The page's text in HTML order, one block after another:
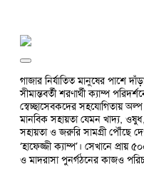
গাজার নির্যাতিত মানুষের পাশে
সীমান্তবর্তী শরণার্থী ক্যাম্প
স্বেচ্ছাসেবকদের সহযোগিতায়
মানবিক সহায়তা যেমন খাদ্য, ওষুধ,
সহায়তা ও জরুরি সামগ্রী পৌঁছে
‘হাফেজ্জী ক্যাম্প’। সেখানে প্রায়
ও মাদরাসা পুনর্গঠনের কাজও